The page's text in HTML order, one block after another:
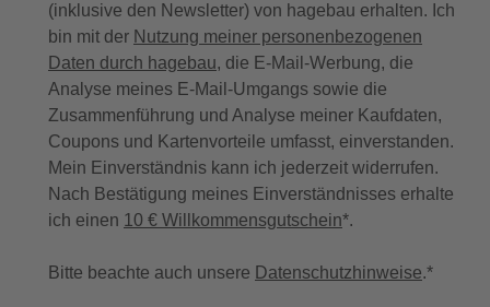
(inklusive den Newsletter) von hagebau erhalten. Ich
bin mit der Nutzung meiner personenbezogenen
Daten durch hagebau, die E-Mail-Werbung, die
Analyse meines E-Mail-Umgangs sowie die
Zusammenführung und Analyse meiner Kaufdaten,
Coupons und Kartenvorteile umfasst, einverstanden.
Mein Einverständnis kann ich jederzeit widerrufen.
Nach Bestätigung meines Einverständnisses erhalte
ich einen 10 € Willkommensgutschein*.
Bitte beachte auch unsere Datenschutzhinweise.